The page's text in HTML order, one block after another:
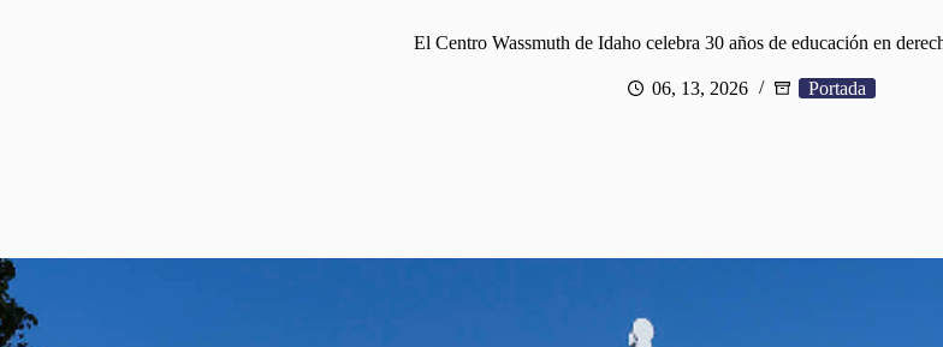
El Centro Wassmuth de Idaho celebra 30 años de educación en
06, 13, 2026 Portada